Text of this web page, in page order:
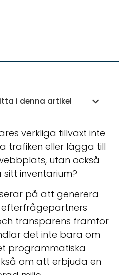
i denna artikel
verkliga tillväxt inte
trafiken eller lägga till
utan också
inventarium?
på att generera
efterfrågepartners
transparens framför
det inte bara om
programmatiska
om att erbjuda en